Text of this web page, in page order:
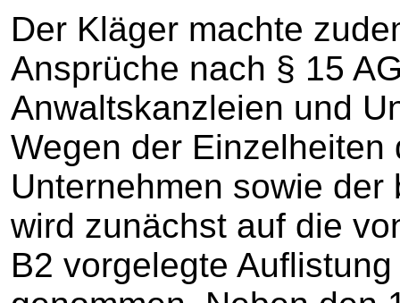
Der Kläger machte
Ansprüche nach § 15
Anwaltskanzleien und
Wegen der
Unternehmen sowie
wird zunächst auf die
B2 vorgelegte